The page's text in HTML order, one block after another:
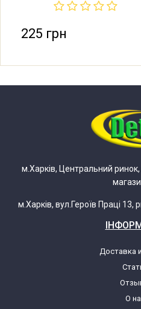
LG F0J5NN4L.ALSPKIV
LG F0J5NN4W.ABWPKIV
LG F0J5NNP4L.ALSPKIV
LG F0J5NNP4W.ABWPKIV
LG
LG
225 грн
м.Харків, Центральний ринок,
м.Харків, вул.Героїв Праці 13,
Доставка
О